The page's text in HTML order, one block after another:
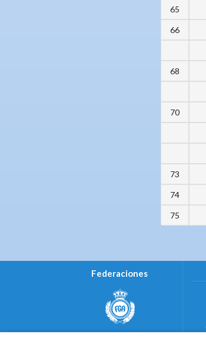
65
66
68
70
73
74
75
Federaciones
Real Federación Andaluza de